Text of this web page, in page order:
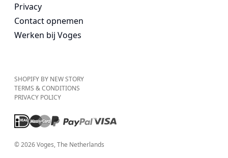
Privacy
Contact opnemen
Werken bij Voges
SHOPIFY BY NEW STORY
TERMS & CONDITIONS
PRIVACY POLICY
©2026Voges, The Netherlands